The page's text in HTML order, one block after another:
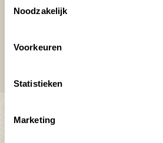
Noodzakelijk
Voorkeuren
Statistieken
Marketing